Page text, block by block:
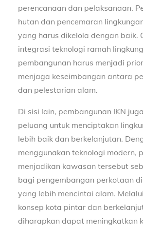
perencanaan dan pelaksanaan.
hutan dan pencemaran
yang harus dikelola dengan baik.
integrasi teknologi ramah
pembangunan harus menjadi
menjaga keseimbangan antara
dan pelestarian alam.
Di sisi lain, pembangunan IKN
peluang untuk menciptakan
lebih baik dan berkelanjutan.
menggunakan teknologi modern,
menjadikan kawasan tersebut
bagi pengembangan perkotaan
yang lebih mencintai alam.
konsep kota pintar dan
diharapkan dapat meningkatkan